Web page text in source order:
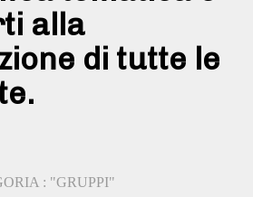
alla
di tutte le
: "GRUPPI"